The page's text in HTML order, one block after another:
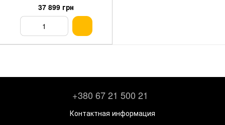
37 899 грн
+380 67 21 500 21
Контактная информация